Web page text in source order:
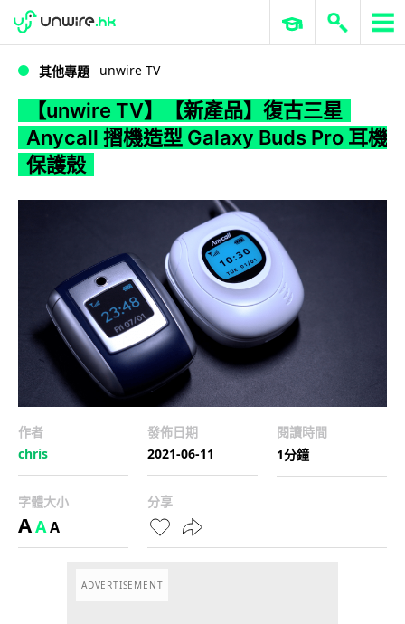
WWDC 2026 ERP 與商業 AI
其他專題 unwire TV
【unwire TV】【新產品】復古三星
Anycall 摺機造型 Galaxy Buds Pro 耳機
保護殼
作者
chris
發佈日期
2021-06-11
閱讀時間
1分鐘
字體大小
AAA
分享
ADVERTISEMENT